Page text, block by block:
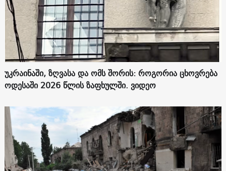
უკრაინაში, ზღვასა და ომს შორის: როგორია ცხოვრება
ოდესაში 2026 წლის ზაფხულში. ვიდეო